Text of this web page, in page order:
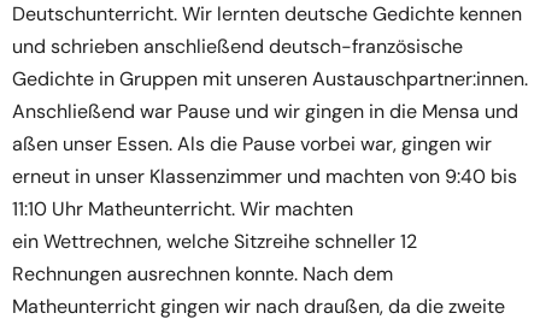
Deutschunterricht. Wir lernten deutsche Gedichte kennen
und schrieben anschließend deutsch-französische
Gedichte in Gruppen mit unseren Austauschpartner:innen.
Anschließend war Pause und wir gingen in die Mensa und
aßen unser Essen. Als die Pause vorbei war, gingen wir
erneut in unser Klassenzimmer und machten von 9:40 bis
11:10 Uhr Matheunterricht. Wir machten
ein Wettrechnen, welche Sitzreihe schneller 12
Rechnungen ausrechnen konnte. Nach dem
Matheunterricht gingen wir nach draußen, da die zweite